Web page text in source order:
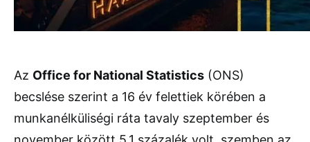
Az Office for National Statistics (ONS)
becslése szerint a 16 év felettiek körében a
munkanélküliségi ráta tavaly szeptember és